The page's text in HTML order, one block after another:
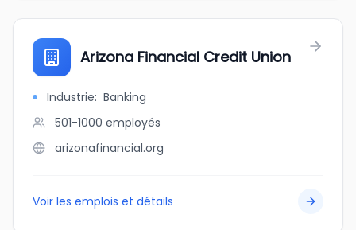
Arizona Financial Credit Union
Industrie: Banking
501-1000 employés
arizonafinancial.org
Voir les emplois et détails